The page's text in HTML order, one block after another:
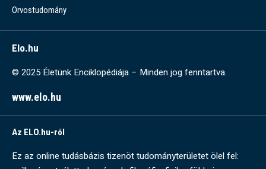
Orvostudomány
Elo.hu
© 2025 Életünk Enciklopédiája – Minden jog fenntartva.
www.elo.hu
Az ELO.hu-ról
Ez az online tudásbázis tizenöt tudományterületet ölel fel: